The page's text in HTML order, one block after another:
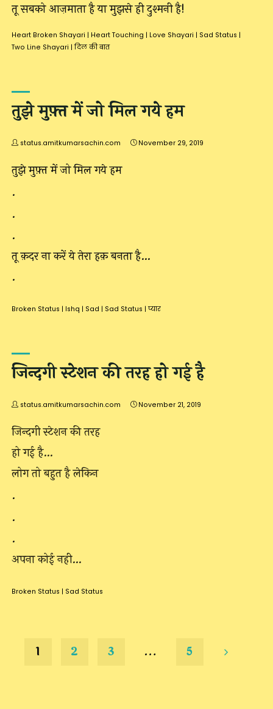
तू सबको आज़माता है या मुझसे ही दुश्मनी है!
Heart Broken Shayari | Heart Touching | Love Shayari | Sad Status |
Two Line Shayari | दिल की बात
तुझे मुफ़्त में जो मिल गये हम
status.amitkumarsachin.com November 29, 2019
तुझे मुफ़्त में जो मिल गये हम
.
.
.
तू क़दर ना करें ये तेरा हक़ बनता है…
.
Broken Status | Ishq | Sad | Sad Status | प्यार
जिन्दगी स्टेशन की तरह हो गई है
status.amitkumarsachin.com November 21, 2019
जिन्दगी स्टेशन की तरह
हो गई है…
लोग तो बहुत है लेकिन
.
.
.
अपना कोई नही…
Broken Status | Sad Status
1 2 3 … 5